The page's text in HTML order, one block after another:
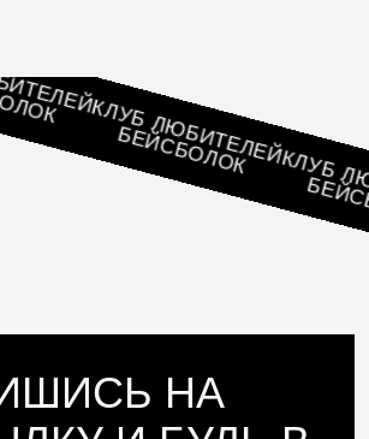
НА
КЛУБ ЛЮБИТЕЛЕЙ
БЕЙСБОЛОК КЛУБ